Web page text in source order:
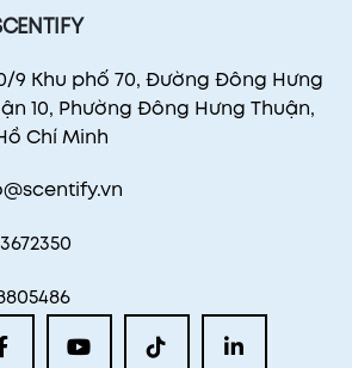
9 Khu phố 70, Đường Đông Hưng
10, Phường Đông Hưng Thuận,
Chí Minh